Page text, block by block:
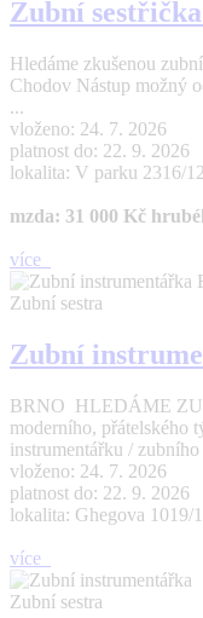
Zubní
Hledáme zkušenou
Chodov Nástup možný
...
vloženo: 24. 7. 2026
platnost do: 22. 9. 2026
lokalita: V parku 2316/
mzda: 31 000 Kč
více
Zubní sestra
Zubní
BRNO HLEDÁME
moderního, přátelského
instrumentářku /
vloženo: 24. 7. 2026
platnost do: 22. 9. 2026
lokalita: Ghegova 1019/1
více
Zubní sestra